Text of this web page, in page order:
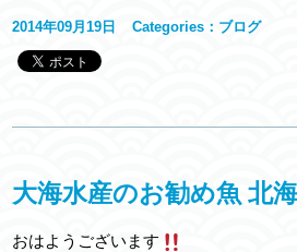
2014年09月19日 Categories： ブログ
大海水産のお勧め魚 北
おはようございます